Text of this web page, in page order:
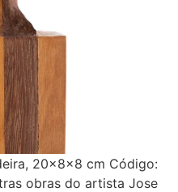
20x8x8 cm Código:
obras do artista Jose